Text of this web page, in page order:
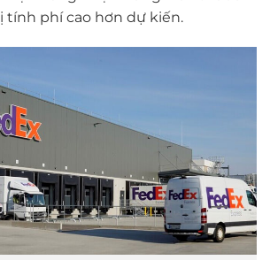
tính phí cao hơn dự kiến.